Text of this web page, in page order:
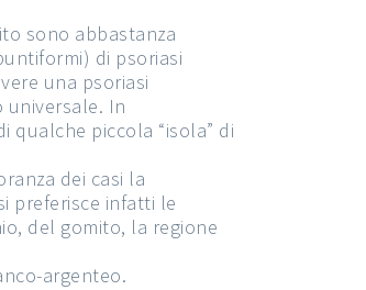
sono abbastanza
di psoriasi
una psoriasi
universale. In
qualche piccola “isola” di
dei casi la
preferisce infatti le
del gomito, la regione
argenteo.